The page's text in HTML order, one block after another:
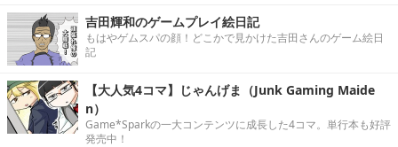
吉田輝和のゲームプレイ絵日記
もはやゲムスパの顔！どこかで見かけた吉田さんのゲーム絵日
記
【大人気4コマ】じゃんげま（Junk Gaming Maide
n）
Game*Sparkの一大コンテンツに成長した4コマ。単行本も好評
発売中！